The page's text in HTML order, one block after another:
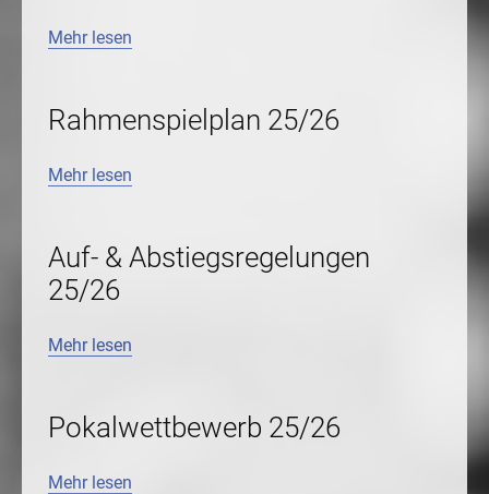
Mehr lesen
Rahmenspielplan 25/26
Mehr lesen
Auf- & Abstiegsregelungen
25/26
Mehr lesen
Pokalwettbewerb 25/26
Mehr lesen